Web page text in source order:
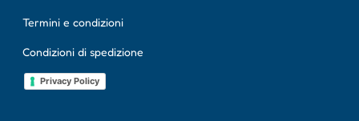
Termini e condizioni
Condizioni di spedizione
Privacy Policy